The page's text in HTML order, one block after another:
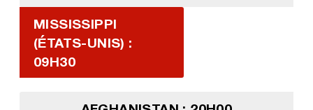
MISSISSIPPI
(ÉTATS-UNIS) :
09H30